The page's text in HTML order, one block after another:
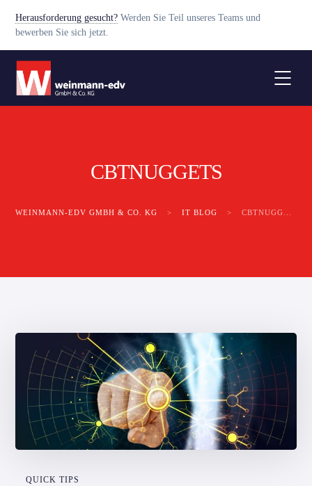
Herausforderung gesucht? Werden Sie Teil unseres Teams und
bewerben Sie sich jetzt.
CBTNUGGETS
WEINMANN-EDV GMBH & CO. KG > IT BLOG > CBTNUGGETS
QUICK TIPS